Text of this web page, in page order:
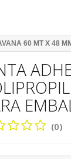
60 MT X 48
(0)